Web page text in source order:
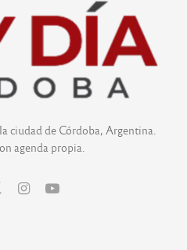
ciudad de Córdoba, Argentina.
agenda propia.